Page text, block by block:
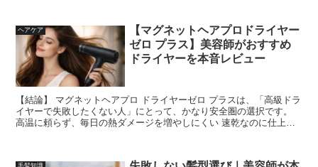
ヘアケア
【マグネットヘアプロドライヤー
ゼロ プラス】美容師がおすすめ
ドライヤーを本音レビュー
【結論】 マグネットヘアプロ ドライヤーゼロ プラスは、「高級ドラ
イヤーで失敗したくない人」にとって、かなり安全圏の選択です。
高温に頼らず、毎日の熱ダメージを増やしにくい 速乾なのに仕上が
毛髪知識